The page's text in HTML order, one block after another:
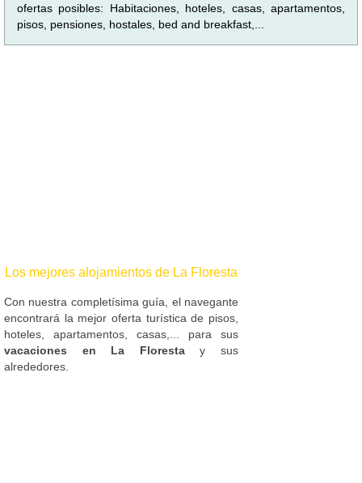
ofertas posibles: Habitaciones, hoteles, casas, apartamentos,
pisos, pensiones, hostales, bed and breakfast,...
Los mejores alojamientos de La Floresta
Con nuestra completísima guía, el navegante
encontrará la mejor oferta turística de pisos,
hoteles, apartamentos, casas,... para sus
vacaciones en La Florestay sus
alrededores.